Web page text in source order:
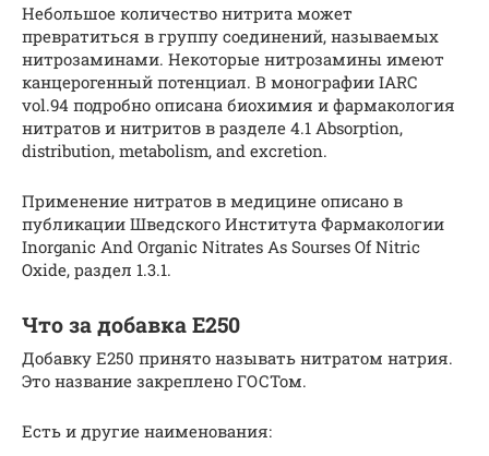
Небольшое количество нитрита может
превратиться в группу соединений, называемых
нитрозаминами. Некоторые нитрозамины имеют
канцерогенный потенциал. В монографии IARC
vol.94 подробно описана биохимия и фармакология
нитратов и нитритов в разделе 4.1 Absorption,
distribution, metabolism, and excretion.
Применение нитратов в медицине описано в
публикации Шведского Института Фармакологии
Inorganic And Organic Nitrates As Sourses Of Nitric
Oxide, раздел 1.3.1.
Что за добавка Е250
Добавку Е250 принято называть нитратом натрия.
Это название закреплено ГОСТом.
Есть и другие наименования: